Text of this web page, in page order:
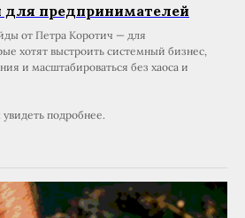
для предпринимателей
от Петра Коротич — для
хотят выстроить системный бизнес,
и масштабироваться без хаоса и
подробнее.